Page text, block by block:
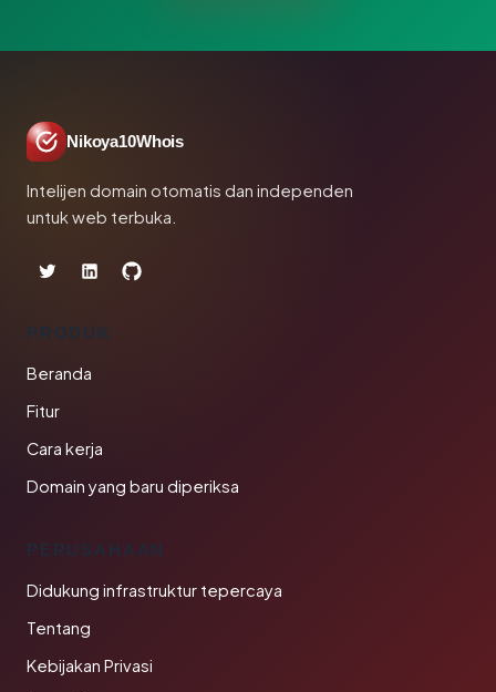
Nikoya10Whois
Intelijen domain otomatis dan independen
untuk web terbuka.
PRODUK
Beranda
Fitur
Cara kerja
Domain yang baru diperiksa
PERUSAHAAN
Didukung infrastruktur tepercaya
Tentang
Kebijakan Privasi